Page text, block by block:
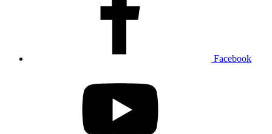
Facebook